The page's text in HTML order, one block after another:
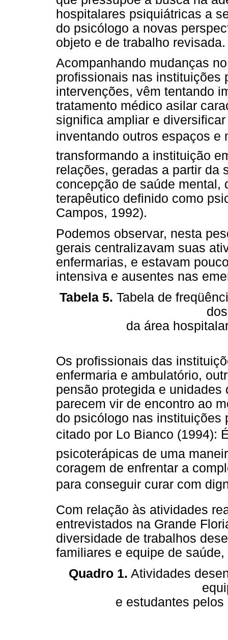
hospitalares psiquiátricas a
do psicólogo a novas
objeto e de trabalho revisada.
Acompanhando mudanças
profissionais nas instituições
intervenções, vêm tentando
tratamento médico asilar
significa ampliar e
inventando outros espaços
transformando a instituição
relações, geradas a partir da
concepção de saúde mental,
terapêutico definido como
Campos, 1992).
Podemos observar, nesta
gerais centralizavam suas
enfermarias, e estavam
intensiva e ausentes nas
Tabela 5. Tabela de
da área
Os profissionais das
enfermaria e ambulatório,
pensão protegida e
parecem vir de encontro ao
do psicólogo nas instituições
citado por Lo Bianco (1994):
psicoterápicas de uma
coragem de enfrentar a
para conseguir curar com
Com relação às atividades
entrevistados na Grande
diversidade de trabalhos
familiares e equipe de
Quadro 1. Atividades
e estudantes